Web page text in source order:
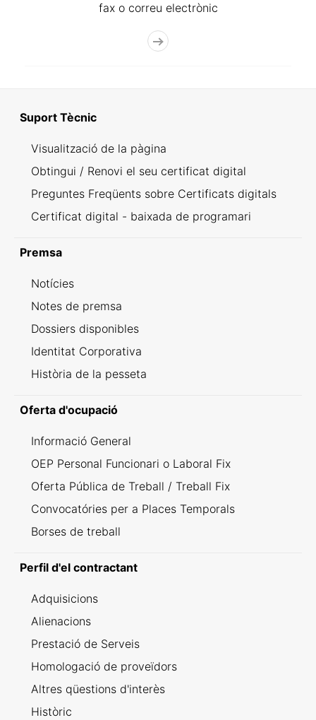
fax o correu electrònic
Suport Tècnic
Visualització de la pàgina
Obtingui / Renovi el seu certificat digital
Preguntes Freqüents sobre Certificats digitals
Certificat digital - baixada de programari
Premsa
Notícies
Notes de premsa
Dossiers disponibles
Identitat Corporativa
Història de la pesseta
Oferta d'ocupació
Informació General
OEP Personal Funcionari o Laboral Fix
Oferta Pública de Treball / Treball Fix
Convocatóries per a Places Temporals
Borses de treball
Perfil d'el contractant
Adquisicions
Alienacions
Prestació de Serveis
Homologació de proveïdors
Altres qüestions d'interès
Històric